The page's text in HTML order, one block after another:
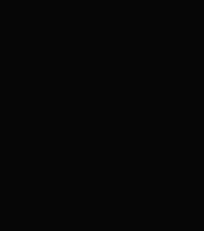
منظور برای افرادی که به سردردهای
از دودلند
سلیقه شما می‌توانند برای سفارش
شناخته می‌شود. هدف ما ارائه قلیان با
مدرن، تنباکوهای متنوع از جمله تنباکو